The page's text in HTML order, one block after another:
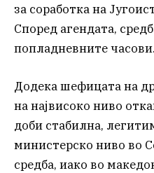
за соработка на
Според агендата,
попладневните часови.
Додека шефицата на
на највисоко ниво
доби стабилна,
министерско ниво во
средба, иако во